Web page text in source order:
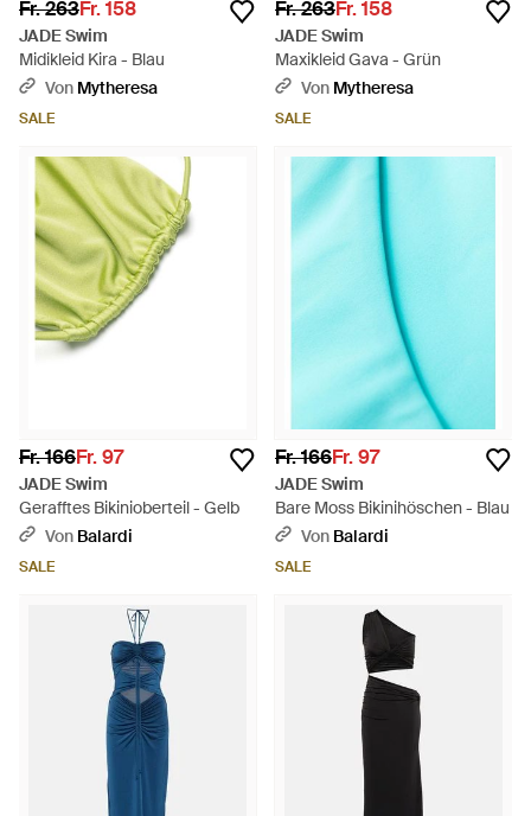
Fr. 263Fr. 158
JADE Swim
Midikleid Kira - Blau
Von Mytheresa
SALE
Fr. 263Fr. 158
JADE Swim
Maxikleid Gava - Grün
Von Mytheresa
SALE
Fr. 166Fr. 97
JADE Swim
Gerafftes Bikinioberteil - Gelb
Von Balardi
SALE
Fr. 166Fr. 97
JADE Swim
Bare Moss Bikinihöschen - Blau
Von Balardi
SALE